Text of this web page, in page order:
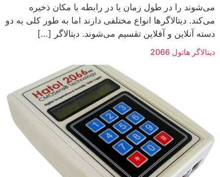
می‌شوند را در طول زمان یا در رابطه با مکان ذخیره
می‌کند. دیتالاگرها انواع مختلفی دارند اما به طور کلی به دو
دسته آنلاین و آفلاین تقسیم می‌شوند. دیتالاگر […]
دیتالاگر هاتول 2066